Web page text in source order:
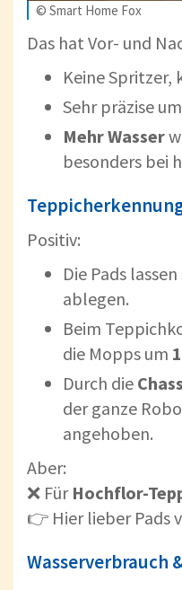
© Smart Home Fox
Das hat Vor- und
Keine Spritzer,
Sehr präzise
Mehr Wasser
besonders bei
Positiv:
Die Pads
ablegen.
Beim
die Mopps um
Durch die
der ganze
angehoben.
Aber:
❌ Für Hochflor-
👉 Hier lieber Pads
Wasserverbrauch